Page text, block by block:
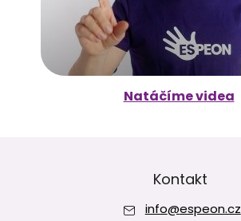
Natáčíme videa
Kontakt
info@espeon.cz